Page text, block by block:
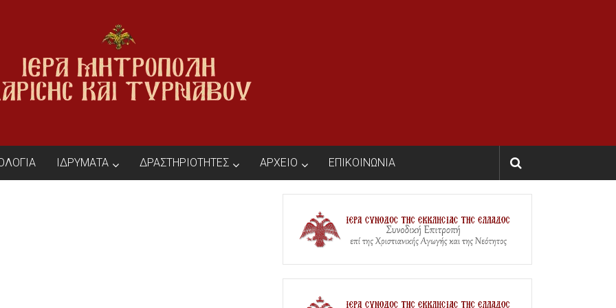
ΙΔΡΥΜΑΤΑ ΔΡΑΣΤΗΡΙΟΤΗΤΕΣ ΑΡΧΕΙΟ ΕΠΙΚΟΙΝΩΝΙΑ